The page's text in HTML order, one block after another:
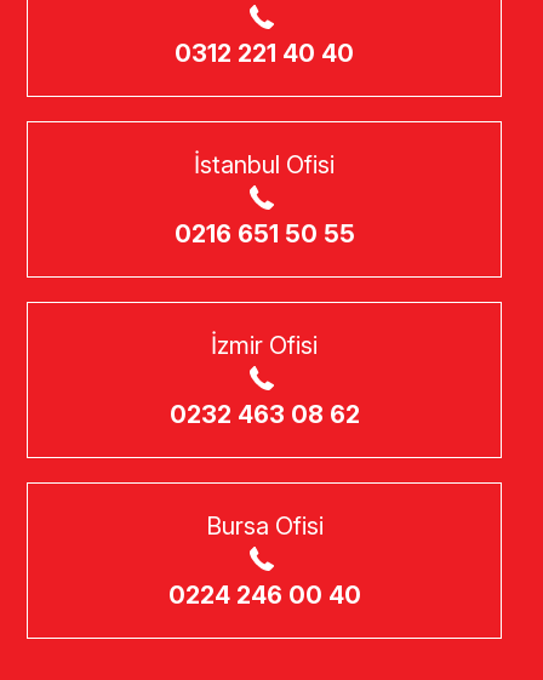
0312 221 40 40
İstanbul Ofisi
0216 651 50 55
İzmir Ofisi
0232 463 08 62
Bursa Ofisi
0224 246 00 40